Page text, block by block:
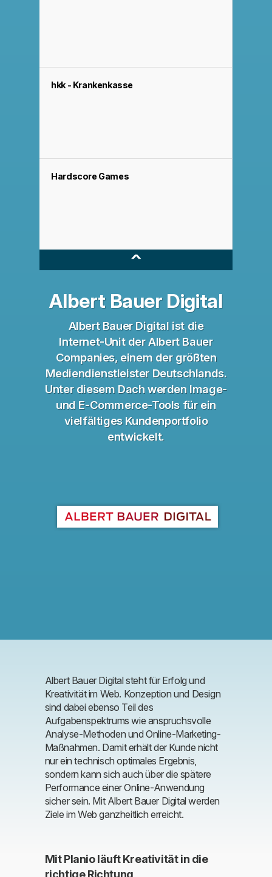
hkk - Krankenkasse
Hardscore Games
^
Albert Bauer Digital
Albert Bauer Digital ist die
Internet-Unit der Albert Bauer
Companies, einem der größten
Mediendienstleister Deutschlands.
Unter diesem Dach werden Image-
und E-Commerce-Tools für ein
vielfältiges Kundenportfolio
entwickelt.
Albert Bauer Digital steht für Erfolg und
Kreativität im Web. Konzeption und Design
sind dabei ebenso Teil des
Aufgabenspektrums wie anspruchsvolle
Analyse-Methoden und Online-Marketing-
Maßnahmen. Damit erhält der Kunde nicht
nur ein technisch optimales Ergebnis,
sondern kann sich auch über die spätere
Performance einer Online-Anwendung
sicher sein. Mit Albert Bauer Digital werden
Ziele im Web ganzheitlich erreicht.
Mit Planio läuft Kreativität in die
richtige Richtung